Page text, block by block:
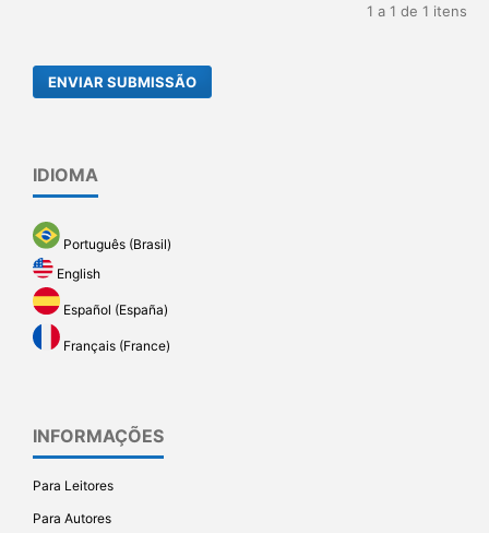
1 a 1 de 1 itens
ENVIAR SUBMISSÃO
IDIOMA
Português (Brasil)
English
Español (España)
Français (France)
INFORMAÇÕES
Para Leitores
Para Autores